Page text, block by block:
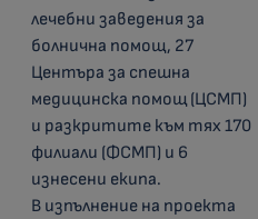
лечебни заведения за
болнична помощ, 27
Центъра за спешна
медицинска помощ (ЦСМП)
и разкритите към тях 170
филиали (ФСМП) и 6
изнесени екипа.
В изпълнение на проекта